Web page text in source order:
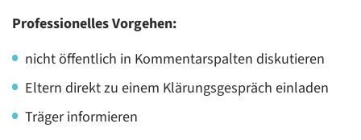
Professionelles Vorgehen:
nicht öffentlich in Kommentarspalten diskutieren
Eltern direkt zu einem Klärungsgespräch einladen
Träger informieren